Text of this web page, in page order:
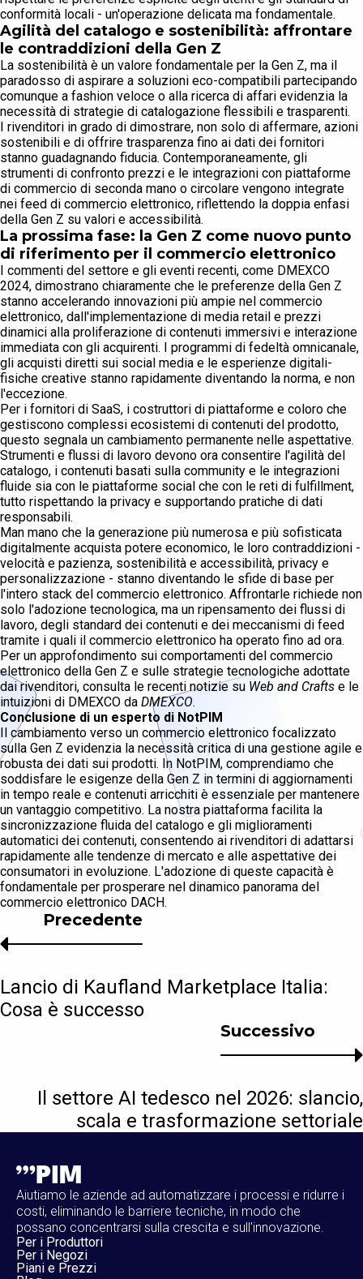
conformità locali - un'operazione delicata ma fondamentale.
Agilità del catalogo e sostenibilità: affrontare
le contraddizioni della Gen Z
La sostenibilità è un valore fondamentale per la Gen Z, ma il
paradosso di aspirare a soluzioni eco-compatibili partecipando
comunque a fashion veloce o alla ricerca di affari evidenzia la
necessità di strategie di catalogazione flessibili e trasparenti.
I rivenditori in grado di dimostrare, non solo di affermare, azioni
sostenibili e di offrire trasparenza fino ai dati dei fornitori
stanno guadagnando fiducia. Contemporaneamente, gli
strumenti di confronto prezzi e le integrazioni con piattaforme
di commercio di seconda mano o circolare vengono integrate
nei feed di commercio elettronico, riflettendo la doppia enfasi
della Gen Z su valori e accessibilità.
La prossima fase: la Gen Z come nuovo punto
di riferimento per il commercio elettronico
I commenti del settore e gli eventi recenti, come DMEXCO
2024, dimostrano chiaramente che le preferenze della Gen Z
stanno accelerando innovazioni più ampie nel commercio
elettronico, dall'implementazione di media retail e prezzi
dinamici alla proliferazione di contenuti immersivi e interazione
immediata con gli acquirenti. I programmi di fedeltà omnicanale,
gli acquisti diretti sui social media e le esperienze digitali-
fisiche creative stanno rapidamente diventando la norma, e non
l'eccezione.
Per i fornitori di SaaS, i costruttori di piattaforme e coloro che
gestiscono complessi ecosistemi di contenuti del prodotto,
questo segnala un cambiamento permanente nelle aspettative.
Strumenti e flussi di lavoro devono ora consentire l'agilità del
catalogo, i contenuti basati sulla community e le integrazioni
fluide sia con le piattaforme social che con le reti di fulfillment,
tutto rispettando la privacy e supportando pratiche di dati
responsabili.
Man mano che la generazione più numerosa e più sofisticata
digitalmente acquista potere economico, le loro contraddizioni -
velocità e pazienza, sostenibilità e accessibilità, privacy e
personalizzazione - stanno diventando le sfide di base per
l'intero stack del commercio elettronico. Affrontarle richiede non
solo l'adozione tecnologica, ma un ripensamento dei flussi di
lavoro, degli standard dei contenuti e dei meccanismi di feed
tramite i quali il commercio elettronico ha operato fino ad ora.
Per un approfondimento sui comportamenti del commercio
elettronico della Gen Z e sulle strategie tecnologiche adottate
dai rivenditori, consulta le recenti notizie su Web and Crafts e le
intuizioni di DMEXCO da DMEXCO.
Conclusione di un esperto di NotPIM
Il cambiamento verso un commercio elettronico focalizzato
sulla Gen Z evidenzia la necessità critica di una gestione agile e
robusta dei dati sui prodotti. In NotPIM, comprendiamo che
soddisfare le esigenze della Gen Z in termini di aggiornamenti
in tempo reale e contenuti arricchiti è essenziale per mantenere
un vantaggio competitivo. La nostra piattaforma facilita la
sincronizzazione fluida del catalogo e gli miglioramenti
automatici dei contenuti, consentendo ai rivenditori di adattarsi
rapidamente alle tendenze di mercato e alle aspettative dei
consumatori in evoluzione. L'adozione di queste capacità è
fondamentale per prosperare nel dinamico panorama del
commercio elettronico DACH.
Successivo
Il settore AI tedesco nel 2026: slancio,
scala e trasformazione settoriale
Precedente
Lancio di Kaufland Marketplace Italia:
Cosa è successo
Aiutiamo le aziende ad automatizzare i processi e ridurre i
costi, eliminando le barriere tecniche, in modo che
possano concentrarsi sulla crescita e sull'innovazione.
Per i Produttori
Per i Negozi
Piani e Prezzi